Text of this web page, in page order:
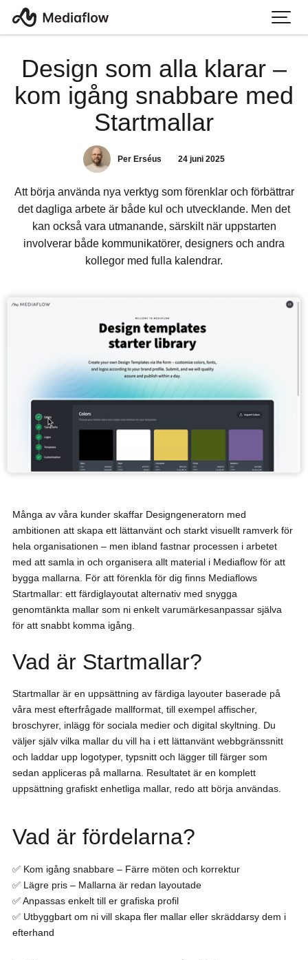
Design som alla klarar –
kom igång snabbare med
Startmallar
Per Erséus 24 juni 2025
Att börja använda nya verktyg som förenklar och förbättrar
det dagliga arbete är både kul och utvecklande. Men det
kan också vara utmanande, särskilt när uppstarten
involverar både kommunikatörer, designers och andra
kollegor med fulla kalendrar.
Många av våra kunder skaffar Designgeneratorn med
ambitionen att skapa ett lättanvänt och starkt visuellt ramverk för
hela organisationen – men ibland fastnar processen i arbetet
med att samla in och organisera allt material i Mediaflow för att
bygga mallarna. För att förenkla för dig finns Mediaflows
Startmallar: ett färdiglayoutat alternativ med snygga
genomtänkta mallar som ni enkelt varumärkesanpassar själva
för att snabbt komma igång.
Vad är Startmallar?
Startmallar är en uppsättning av färdiga layouter baserade på
våra mest efterfrågade mallformat, till exempel affischer,
broschyrer, inlägg för sociala medier och digital skyltning. Du
väljer själv vilka mallar du vill ha i ett lättanvänt webbgränssnitt
och laddar upp logotyper, typsnitt och lägger till färger som
sedan appliceras på mallarna. Resultatet är en komplett
uppsättning grafiskt enhetliga mallar, redo att börja användas.
Vad är fördelarna?
✅ Kom igång snabbare – Färre möten och korrektur
✅ Lägre pris – Mallarna är redan layoutade
✅ Anpassas enkelt till er grafiska profil
✅ Utbyggbart om ni vill skapa fler mallar eller skräddarsy dem i
efterhand